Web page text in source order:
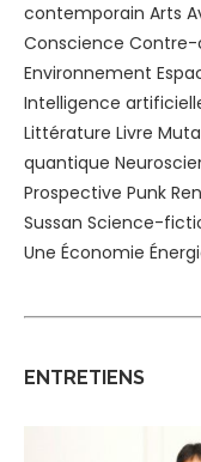
contemporain Arts
Conscience
Environnement
Intelligence
Littérature Livre
quantique
Prospective Punk
Sussan Science-
Une Économie
ENTRETIENS